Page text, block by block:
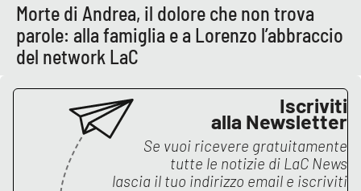
Cosenza
Lamezia Terme
PROGETTI
SPECIALI
Buona Sanità Calabria
Morte di Andrea, il dolore che non trova
parole: alla famiglia e a Lorenzo l’abbraccio
del network LaC
Iscriviti
alla Newsletter
Se vuoi ricevere gratuitamente
tutte le notizie di LaC News
lascia il tuo indirizzo email e iscriviti